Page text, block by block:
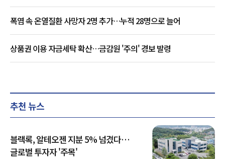
폭염 속 온열질환 사망자 2명 추가…누적 28명으로 늘어
상품권 이용 자금세탁 확산…금감원 '주의' 경보 발령
추천 뉴스
블랙록, 알테오젠 지분 5% 넘겼다…
글로벌 투자자 '주목'